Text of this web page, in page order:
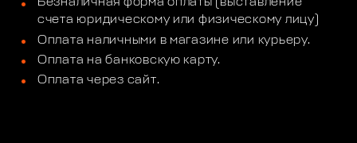
счета юридическому или физическому лицу)
Оплата наличными в магазине или курьеру.
Оплата на банковскую карту.
Оплата через сайт.